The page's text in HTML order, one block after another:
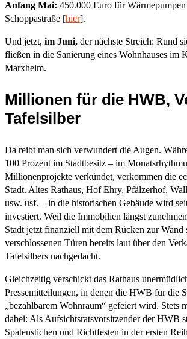
Anfang Mai: 450.000 Euro für
Schoppastraße [hier].
Und jetzt, im Juni, der nächste Streich: Rund
fließen in die Sanierung eines Wohnhauses im
Marxheim.
Millionen für die HWB,
Tafelsilber
Da reibt man sich verwundert die Augen.
100 Prozent im Stadtbesitz – im
Millionenprojekte verkündet, verkommen die
Stadt. Altes Rathaus, Hof Ehry, Pfälzerhof,
usw. usf. – in die historischen Gebäude wird
investiert. Weil die Immobilien längst
Stadt jetzt finanziell mit dem Rücken zur Wand
verschlossenen Türen bereits laut über den
Tafelsilbers nachgedacht.
Gleichzeitig verschickt das Rathaus
Pressemitteilungen, in denen die HWB für die
„bezahlbarem Wohnraum“ gefeiert wird. Stets
dabei: Als Aufsichtsratsvorsitzender der HWB
Spatenstichen und Richtfesten in der ersten